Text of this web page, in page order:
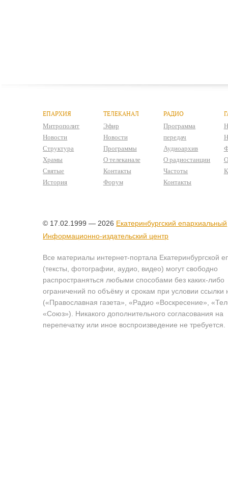
ЕПАРХИЯ
Митрополит
Новости
Структура
Храмы
Святые
История
ТЕЛЕКАНАЛ
Эфир
Новости
Программы
О телеканале
Контакты
Форум
РАДИО
Программа
передач
Аудиоархив
О радиостанции
Частоты
Контакты
© 17.02.1999 — 2026 Екатеринбургский епархиальный
Информационно-издательский центр
Все материалы интернет-портала Екатеринбургской
(тексты, фотографии, аудио, видео) могут свободно
распространяться любыми способами без каких-либо
ограничений по объёму и срокам при условии ссылки
(«Православная газета», «Радио «Воскресение»,
«Союз»). Никакого дополнительного согласования на
перепечатку или иное воспроизведение не требуется.